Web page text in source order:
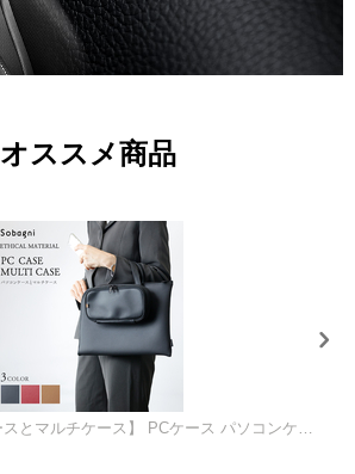
オススメ商品